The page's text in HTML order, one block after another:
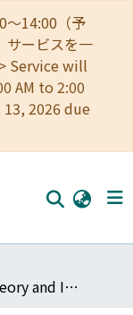
～14:00（予
サービスを一
Service will
AM to 2:00
2026 due
0566 Graph Theory and Its Applications